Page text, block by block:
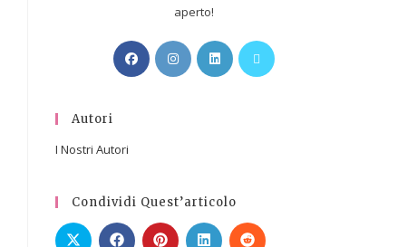
aperto!
Autori
I Nostri Autori
Condividi Quest’articolo